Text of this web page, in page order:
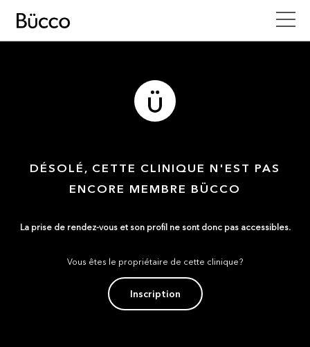
DÉSOLÉ, CETTE CLINIQUE N'EST PAS
ENCORE MEMBRE BÜCCO
La prise de rendez-vous et son profil ne sont donc pas accessibles.
Vous êtes le propriétaire de cette clinique?
Inscription